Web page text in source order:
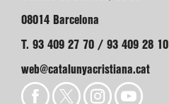
08014 Barcelona
T. 93 409 27 70 / 93 409 28 10
web@catalunyacristiana.cat